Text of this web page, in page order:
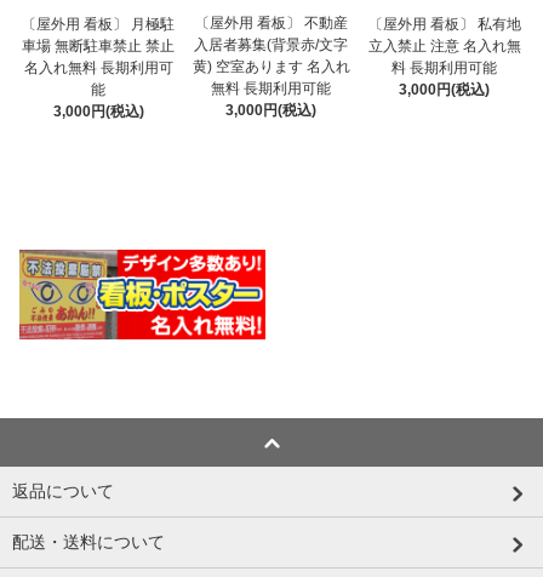
〔屋外用 看板〕 月極駐
車場 無断駐車禁止 禁止
名入れ無料 長期利用可
能
3,000円(税込)
〔屋外用 看板〕 不動産
入居者募集(背景赤/文字
黄) 空室あります 名入れ
無料 長期利用可能
3,000円(税込)
〔屋外用 看板〕 私有地
立入禁止 注意 名入れ無
料 長期利用可能
3,000円(税込)
返品について
配送・送料について